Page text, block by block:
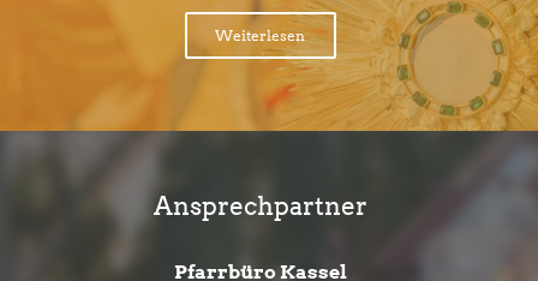
Weiterlesen
Ansprechpartner
Pfarrbüro Kassel